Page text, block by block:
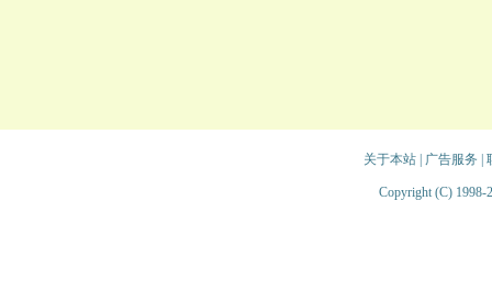
关于本站| 广告服务
Copyright (C) 1998-